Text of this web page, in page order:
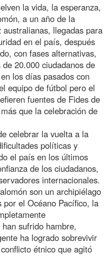
la vida, la esperanza,
a un año de la
llegadas para
en el país, después
con fases alternativas,
20.000 ciudadanos de
los días pasados con
equipo de fútbol pero el
fuentes de Fides de
que la celebración de
celebrar la vuelta a la
políticas y
el país en los últimos
de los ciudadanos,
internacionales.
son un archipiélago
por el Océano Pacífico, la
sufrido hambre,
ha logrado sobrevivir
étnico que agitó